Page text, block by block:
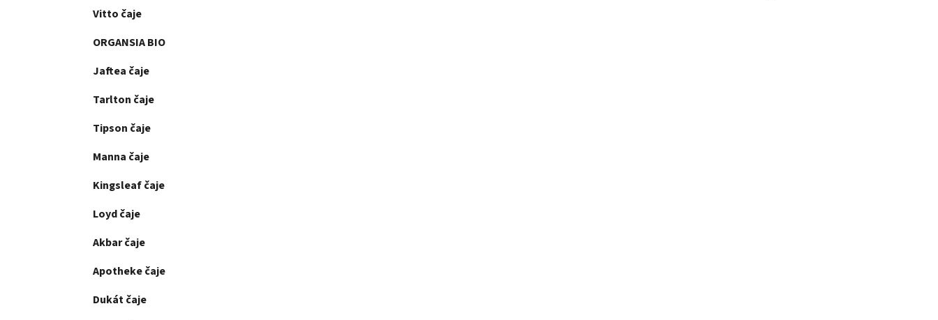
Vitto čaje
ORGANSIA BIO
Jaftea čaje
Tarlton čaje
Tipson čaje
Manna čaje
Kingsleaf čaje
Loyd čaje
Akbar čaje
Apotheke čaje
Dukát čaje